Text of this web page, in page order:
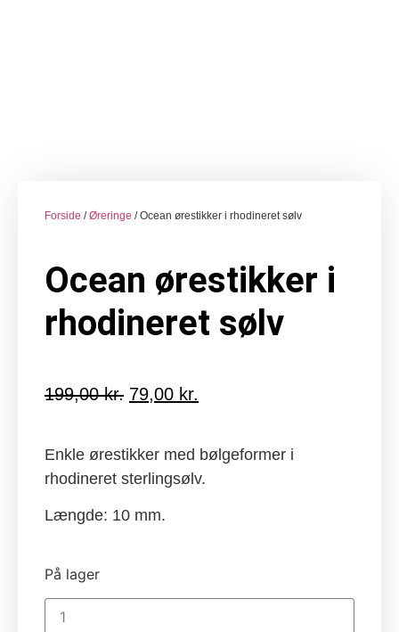
Forside /Øreringe / Ocean ørestikker i rhodineret sølv
Ocean ørestikker i
rhodineret sølv
199,00kr. Den
pris
var:
79,00 kr.
pris
er:
Enkle ørestikker med bølgeformer i
rhodineret sterlingsølv.
Længde: 10 mm.
På lager
Ocean
ørestikker